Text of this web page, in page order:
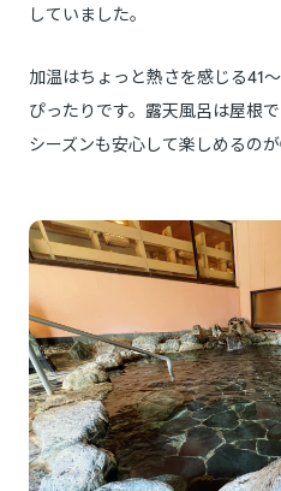
していました。
加温はちょっと熱さを感じる41
ぴったりです。露天風呂は屋根
シーズンも安心して楽しめるの